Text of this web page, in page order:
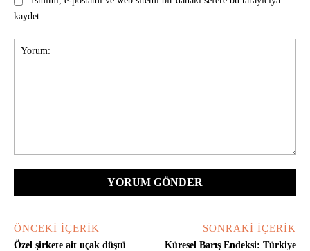
kaydet.
ÖNCEKI İÇERIK
Özel şirkete ait uçak düştü
SONRAKI İÇERIK
Küresel Barış Endeksi: Türkiye